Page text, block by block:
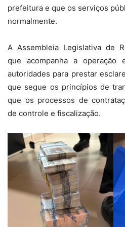
prefeitura e que os serviços
normalmente.
A Assembleia Legislativa de
que acompanha a operação
autoridades para prestar
que segue os princípios de
que os processos de
de controle e fiscalização.